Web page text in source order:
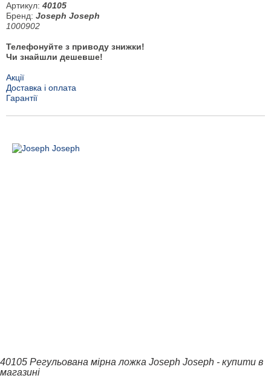
Артикул: 40105
Бренд: Joseph Joseph
1000902
Телефонуйте з приводу знижки!
Чи знайшли дешевше!
Акції
Доставка і оплата
Гарантії
40105 Регульована мірна ложка Joseph Joseph - купити в
магазині